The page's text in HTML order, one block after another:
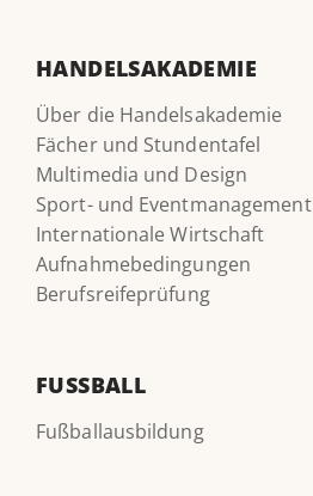
HANDELSAKADEMIE
Über die Handelsakademie
Fächer und Stundentafel
Multimedia und Design
Sport- und Eventmanagement
Internationale Wirtschaft
Aufnahmebedingungen
Berufsreifeprüfung
FUSSBALL
Fußballausbildung